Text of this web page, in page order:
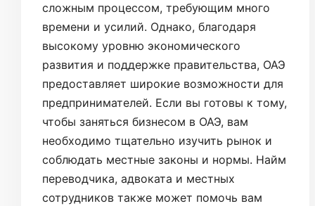
сложным процессом, требующим много
времени и усилий. Однако, благодаря
высокому уровню экономического
развития и поддержке правительства, ОАЭ
предоставляет широкие возможности для
предпринимателей. Если вы готовы к тому,
чтобы заняться бизнесом в ОАЭ, вам
необходимо тщательно изучить рынок и
соблюдать местные законы и нормы. Найм
переводчика, адвоката и местных
сотрудников также может помочь вам